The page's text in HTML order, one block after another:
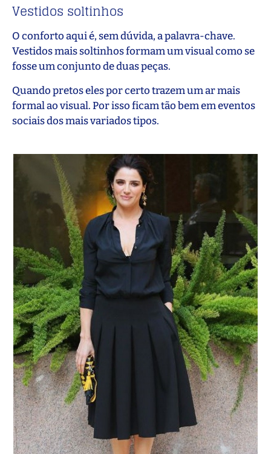
Vestidos soltinhos
O conforto aqui é, sem dúvida, a palavra-chave.
Vestidos mais soltinhos formam um visual como se
fosse um conjunto de duas peças.
Quando pretos eles por certo trazem um ar mais
formal ao visual. Por isso ficam tão bem em eventos
sociais dos mais variados tipos.